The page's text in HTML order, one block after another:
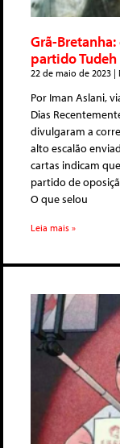
Grã-
partido Tudeh
22 de maio de 2023
Por Iman Aslani,
Dias
divulgaram a
alto escalão
cartas indicam
partido de
O que selou
Leia mais »